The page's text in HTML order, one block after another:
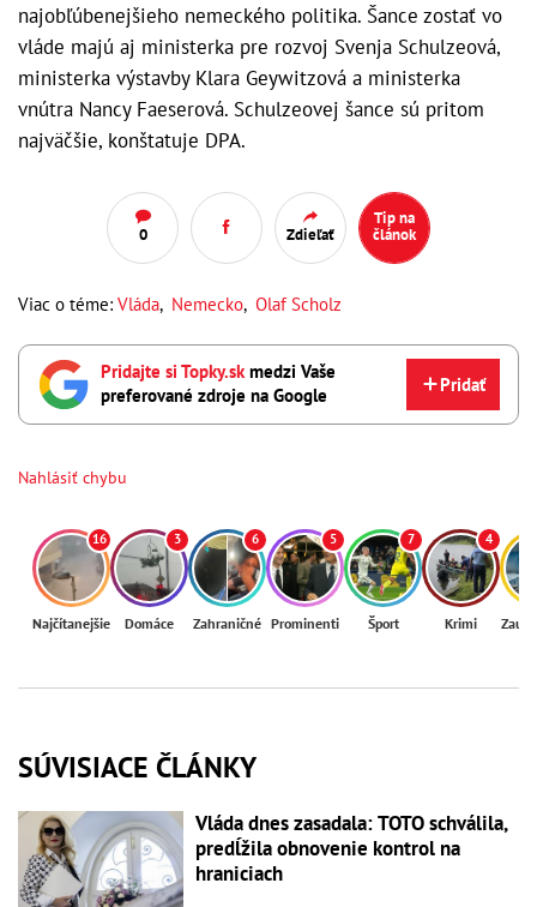
najobľúbenejšieho nemeckého politika. Šance zostať vo
vláde majú aj ministerka pre rozvoj Svenja Schulzeová,
ministerka výstavby Klara Geywitzová a ministerka
vnútra Nancy Faeserová. Schulzeovej šance sú pritom
najväčšie, konštatuje DPA.
0 Zdieľať
Tip na
článok
Viac o téme: Vláda, Nemecko, Olaf Scholz
Pridajte si Topky.skmedzi Vaše
preferované zdroje na Google
Pridať
Nahlásiť chybu
16
Najčítanejšie
3
Domáce
6
Zahraničné
5
Prominenti
7
Šport
4
Krimi
SÚVISIACE ČLÁNKY
Vláda dnes zasadala: TOTO schválila,
predĺžila obnovenie kontrol na
hraniciach